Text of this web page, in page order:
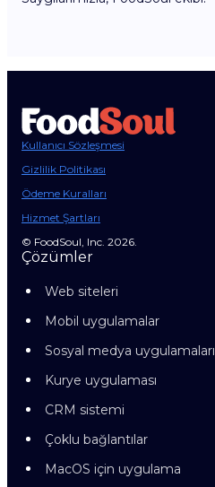
Kullanıcı Sözleşmesi
Gizlilik Politikası
Ödeme Kuralları
Hizmet Şartları
© FoodSoul, Inc. 2026.
Çözümler
Web siteleri
Mobil uygulamalar
Sosyal medya uygulamaları
Kurye uygulaması
CRM sistemi
Çoklu bağlantılar
MacOS için uygulama